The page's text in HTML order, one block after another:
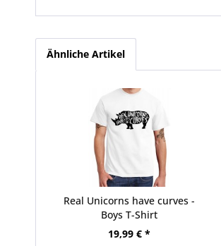
Ähnliche Artikel
Real Unicorns have curves -
Boys T-Shirt
19,99 € *